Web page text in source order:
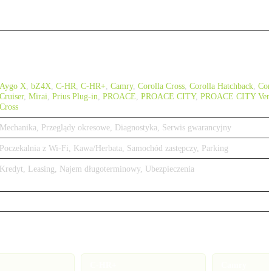
Aygo X bZ4X C-HR C-HR+ Camry, Corolla Cross Corolla Hatchback
Cruiser, Mirai Prius Plug-in PROACE PROACE CITY, PROACE CITY
Cross
Mechanika, Przeglądy okresowe, Diagnostyka, Serwis gwarancyjny
Poczekalnia z Wi-Fi, Kawa/Herbata, Samochód zastępczy, Parking
Kredyt, Leasing, Najem długoterminowy, Ubezpieczenia